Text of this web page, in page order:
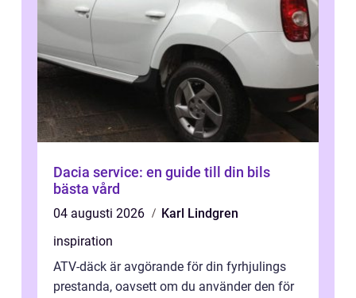
Dacia service: en guide till din bils
bästa vård
04 augusti 2026
Karl Lindgren
inspiration
ATV-däck är avgörande för din fyrhjulings
prestanda, oavsett om du använder den för